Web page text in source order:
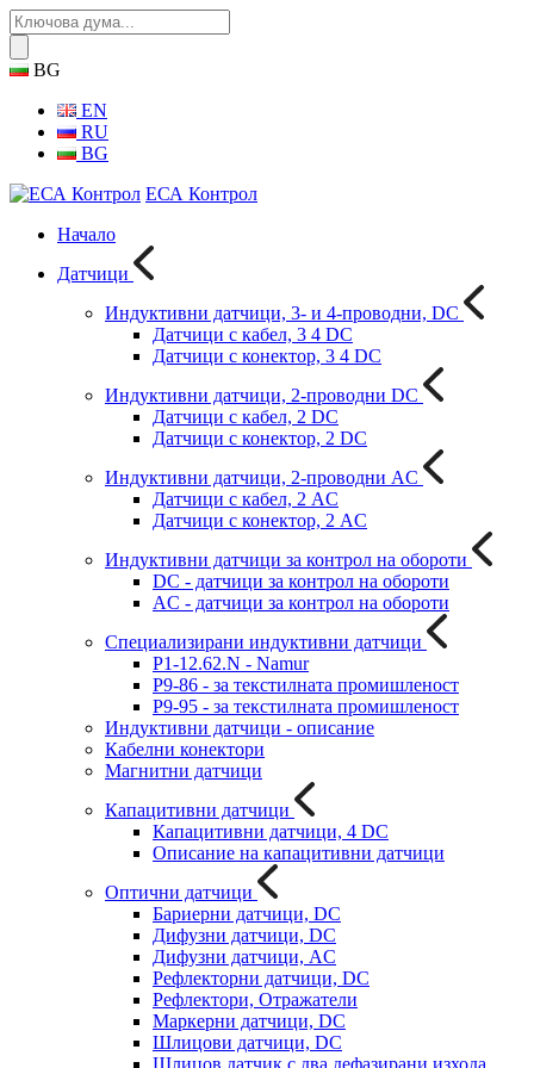
BG
EN
RU
BG
ЕСА Контрол
Начало
Датчици
Индуктивни датчици, 3- и 4-проводни, DC
Датчици с кабел, 3 4 DC
Датчици с конектор, 3 4 DC
Индуктивни датчици, 2-проводни DC
Датчици с кабел, 2 DC
Датчици с конектор, 2 DC
Индуктивни датчици, 2-проводни AC
Датчици с кабел, 2 AC
Датчици с конектор, 2 AC
Индуктивни датчици за контрол на обороти
DC - датчици за контрол на обороти
AC - датчици за контрол на обороти
Специализирани индуктивни датчици
P1-12.62.N - Namur
P9-86 - за текстилната промишленост
P9-95 - за текстилната промишленост
Индуктивни датчици - описание
Кабелни конектори
Магнитни датчици
Капацитивни датчици
Капацитивни датчици, 4 DC
Описание на капацитивни датчици
Оптични датчици
Бариерни датчици, DC
Дифузни датчици, DC
Дифузни датчици, AC
Рефлекторни датчици, DC
Рефлектори, Отражатели
Маркерни датчици, DC
Шлицови датчици, DC
Шлицов датчик с два дефазирани изхода